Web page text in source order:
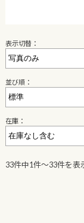
表示切替：
並び順：
在庫：
33件中1件〜33件を表